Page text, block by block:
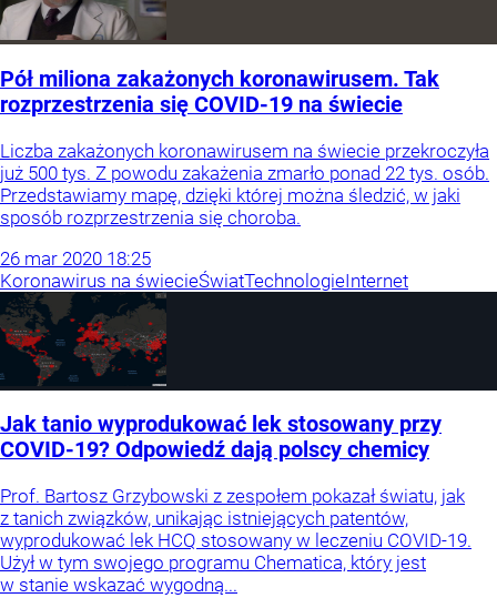
Pół miliona zakażonych koronawirusem. Tak
rozprzestrzenia się COVID-19 na świecie
Liczba zakażonych koronawirusem na świecie przekroczyła
już 500 tys. Z powodu zakażenia zmarło ponad 22 tys. osób.
Przedstawiamy mapę, dzięki której można śledzić, w jaki
sposób rozprzestrzenia się choroba.
26 mar 2020 18:25
Koronawirus na świecieŚwiatTechnologieInternet
Jak tanio wyprodukować lek stosowany przy
COVID-19? Odpowiedź dają polscy chemicy
Prof. Bartosz Grzybowski z zespołem pokazał światu, jak
z tanich związków, unikając istniejących patentów,
wyprodukować lek HCQ stosowany w leczeniu COVID-19.
Użył w tym swojego programu Chematica, który jest
w stanie wskazać wygodną...